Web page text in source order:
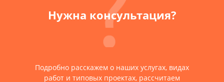
Нужна консультация?
Подробно расскажем о наших услугах, видах
работ и типовых проектах, рассчитаем